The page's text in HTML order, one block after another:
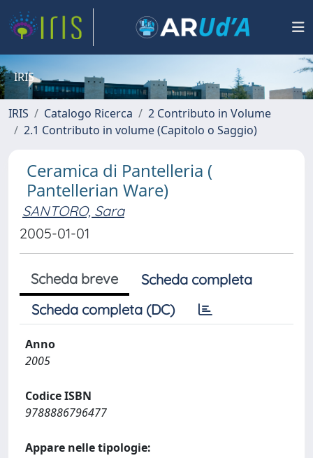
IRIS
IRIS Catalogo Ricerca
2 Contributo in Volume
2.1 Contributo in volume (Capitolo o Saggio)
Ceramica di Pantelleria (
Pantellerian Ware)
SANTORO, Sara
2005-01-01
Scheda breve
Scheda completa
Scheda completa (DC)
Anno
2005
Codice ISBN
9788886796477
Appare nelle tipologie: